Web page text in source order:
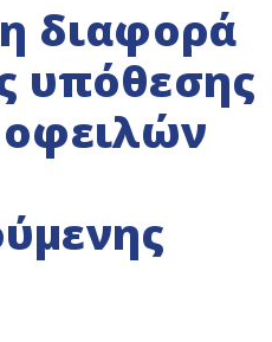
η διαφορά
υπόθεσης